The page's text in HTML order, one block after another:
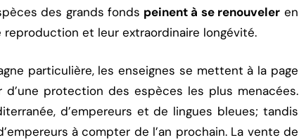
des grands fonds peinent à se renouveler en
et leur extraordinaire longévité.
particulière, les enseignes se mettent à la page
d’une protection des espèces les plus menacées.
d’empereurs et de lingues bleues; tandis
à compter de l’an prochain. La vente de